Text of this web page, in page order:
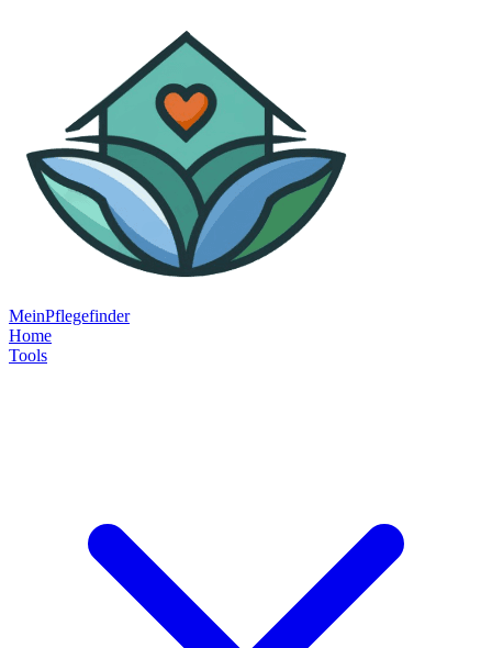
MeinPflegefinder
Home
Tools